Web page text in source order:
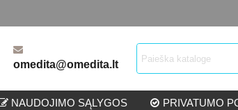
omedita@omedita.lt
NAUDOJIMO SĄLYGOS PRIVATUMO